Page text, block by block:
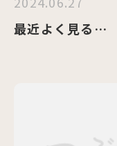
最近よく見る…